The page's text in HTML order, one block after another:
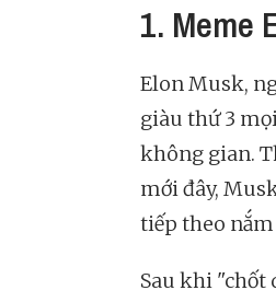
1. Meme
Elon Musk,
giàu thứ 3
không gian.
mới đây,
tiếp theo
Sau khi "chốt